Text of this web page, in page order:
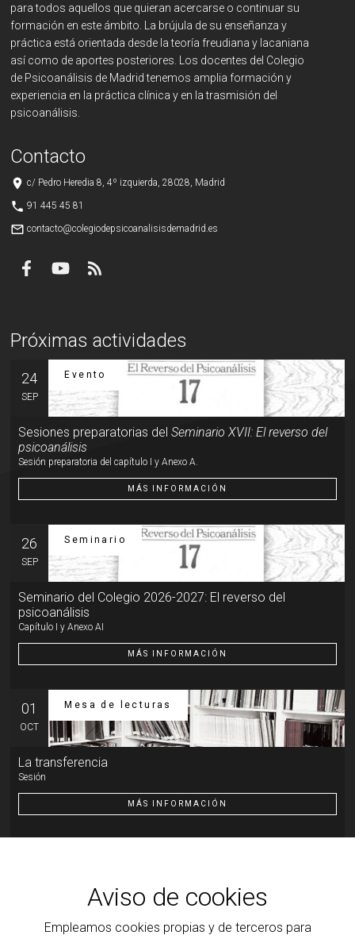
Aviso de cookies
Empleamos cookies propias y de terceros para
para todos aquellos que quieran acercarse o continuar su
formación en este ámbito. La brújula de su enseñanza y
práctica está orientada desde la teoría freudiana y lacaniana
así como de aportes posteriores. Los docentes del Colegio
de Psicoanálisis de Madrid tenemos amplia formación y
experiencia en la práctica clínica y en la trasmisión del
psicoanálisis.
Contacto
place c/ Pedro Heredia 8, 4º izquierda, 28028, Madrid
phone 91 445 45 81
mail_outline contacto@colegiodepsicoanalisisdemadrid.es
Próximas actividades
24
SEP
Evento
Sesiones preparatorias delSeminario XVII: El reverso del
psicoanálisis
Sesión preparatoria del capítulo I y Anexo A.
MÁS INFORMACIÓN
26
SEP
Seminario
Seminario del Colegio 2026-2027: El reverso del
psicoanálisis
Capítulo I y Anexo AI
MÁS INFORMACIÓN
01
OCT
Mesa de lecturas
La transferencia
Sesión
MÁS INFORMACIÓN
la ilumina